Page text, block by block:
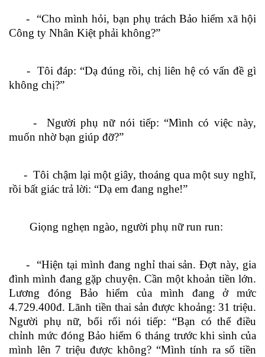
- “Cho mình hỏi, bạn phụ trách Bảo hiểm xã hội
Công ty Nhân Kiệt phải không?”
- Tôi đáp: “Dạ đúng rồi, chị liên hệ có vấn đề gì
không chị?”
- Người phụ nữ nói tiếp: “Mình có việc này,
muốn nhờ bạn giúp đỡ?”
- Tôi chậm lại một giây, thoáng qua một suy nghĩ,
rồi bất giác trả lời: “Dạ em đang nghe!”
Giọng nghẹn ngào, người phụ nữ run run:
- “Hiện tại mình đang nghỉ thai sản. Đợt này, gia
đình mình đang gặp chuyện. Cần một khoản tiền lớn.
Lương đóng Bảo hiểm của mình đang ở mức
4.729.400đ. Lãnh tiền thai sản được khoảng: 31 triệu.
Người phụ nữ, bối rối nói tiếp: “Bạn có thể điều
chỉnh mức đóng Bảo hiểm 6 tháng trước khi sinh của
mình lên 7 triệu được không? “Mình tính ra số tiền